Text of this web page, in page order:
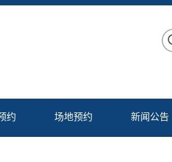
约 场地预约 新闻公告